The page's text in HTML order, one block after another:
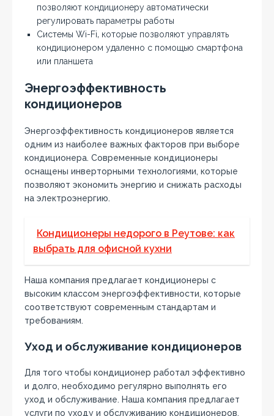
позволяют кондиционеру автоматически
регулировать параметры работы
Системы Wi-Fi‚ которые позволяют управлять
кондиционером удаленно с помощью смартфона
или планшета
Энергоэффективность
кондиционеров
Энергоэффективность кондиционеров является
одним из наиболее важных факторов при выборе
кондиционера. Современные кондиционеры
оснащены инверторными технологиями‚ которые
позволяют экономить энергию и снижать расходы
на электроэнергию.
Кондиционеры недорого в Реутове: как
выбрать для офисной кухни
Наша компания предлагает кондиционеры с
высоким классом энергоэффективности‚ которые
соответствуют современным стандартам и
требованиям.
Уход и обслуживание кондиционеров
Для того чтобы кондиционер работал эффективно
и долго‚ необходимо регулярно выполнять его
уход и обслуживание. Наша компания предлагает
услуги по уходу и обслуживанию кондиционеров‚